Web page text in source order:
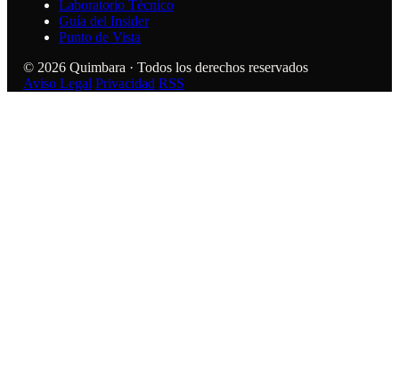
Laboratorio Técnico
Guía del Insider
Punto de Vista
© 2026 Quimbara · Todos los derechos reservados
Aviso Legal Privacidad RSS